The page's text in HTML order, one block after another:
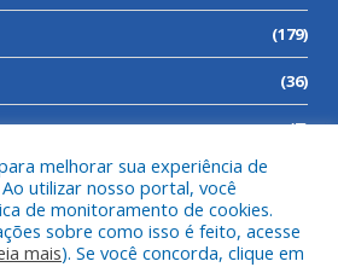
(179)
(36)
(7)
a Prefeitura Municipal de Cumaru
do Norte.
melhorar sua experiência de
utilizar nosso portal, você
de monitoramento de cookies.
sobre como isso é feito, acesse
mais). Se você concorda, clique em